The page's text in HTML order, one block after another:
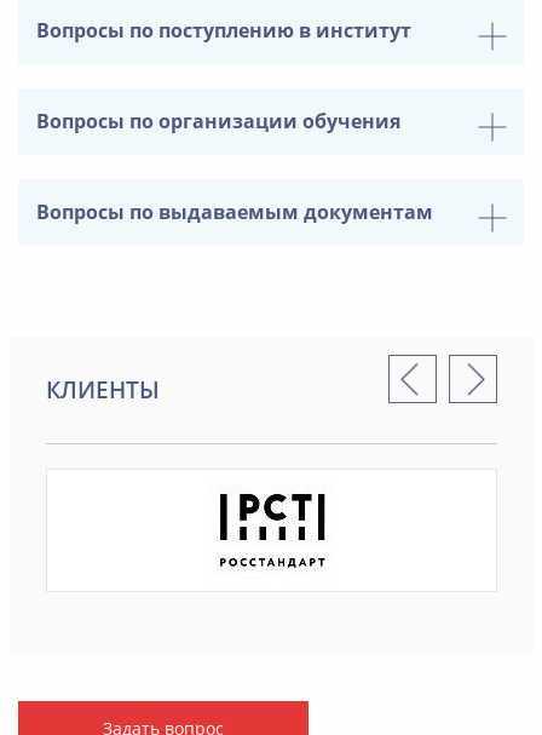
Вопросы по поступлению в институт
Вопросы по организации обучения
Вопросы по выдаваемым документам
КЛИЕНТЫ
Задать вопрос